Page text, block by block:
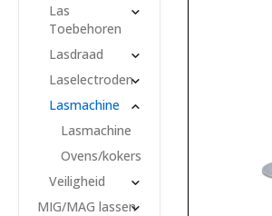
Las
Toebehoren
Lasdraad
Laselectroden
Lasmachine
Lasmachine
Ovens/kokers
Veiligheid
MIG/MAG lassen